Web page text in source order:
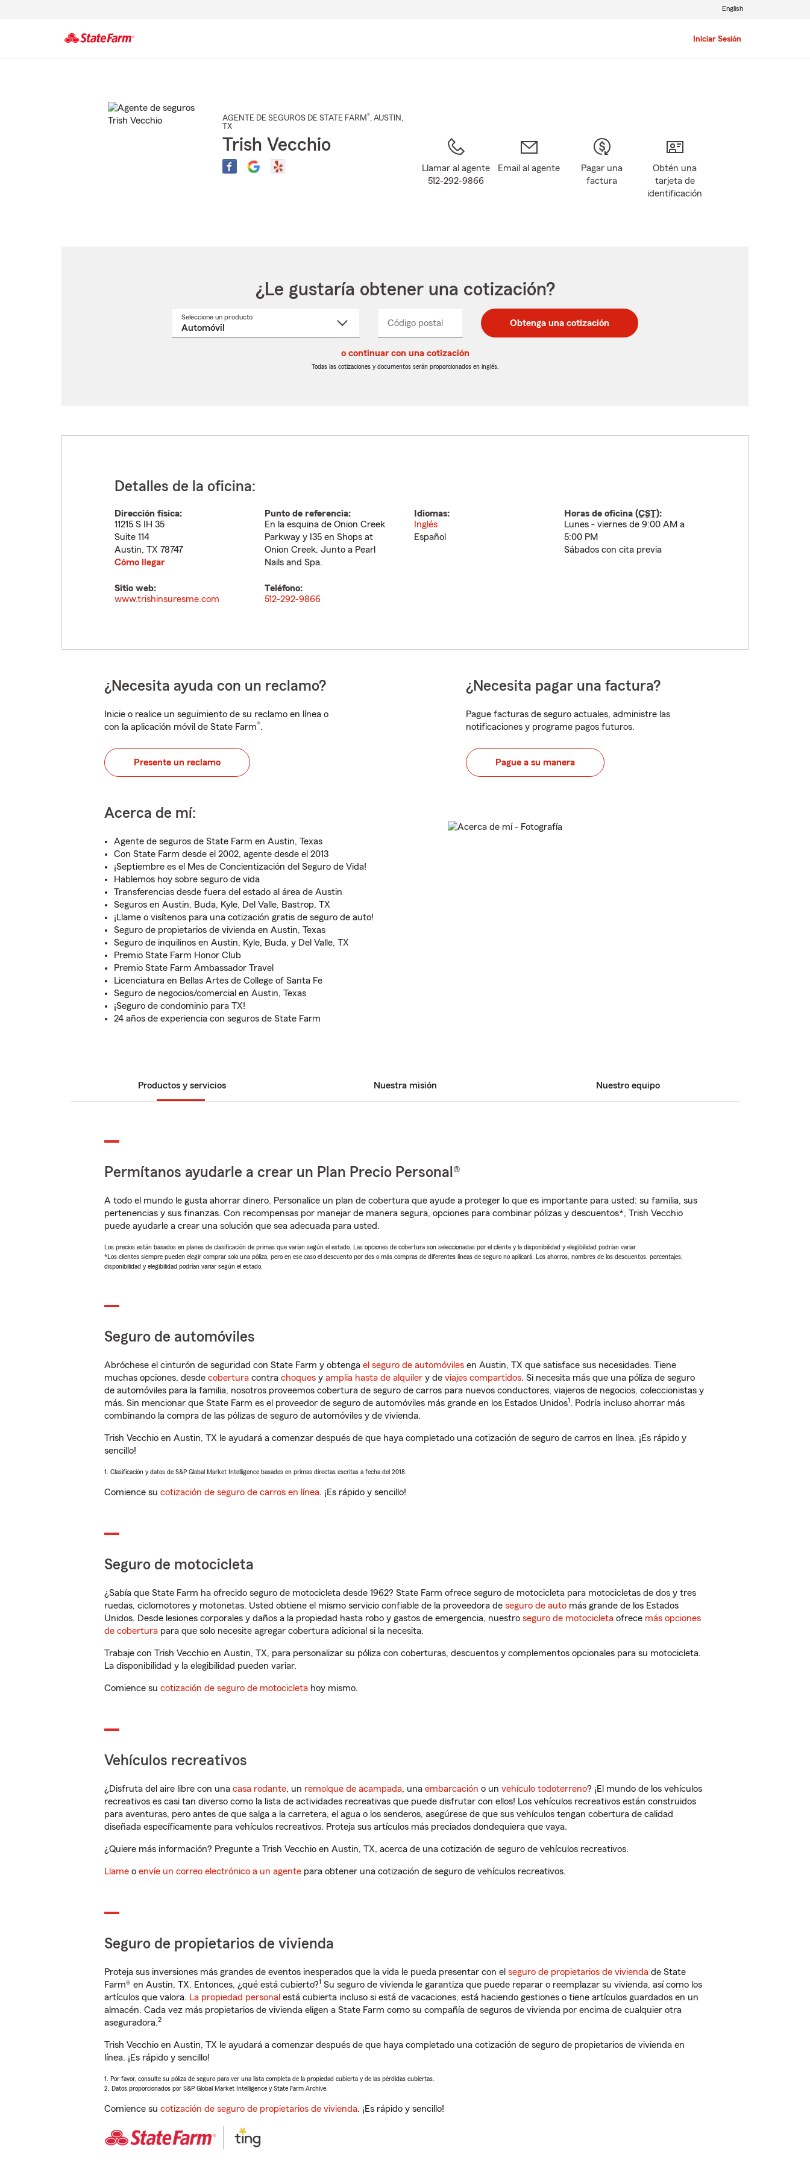
Iniciar Sesión
English
AGENTE DE SEGUROS DE STATE FARM®, AUSTIN ,
TX
Trish Vecchio
Llamar al agente
512-292-9866
Email al agente
Pagar una
factura
Obtén una
tarjeta de
identificación
¿Le gustaría obtener una cotización?
Seleccione un productoSeleccione
Código postal
postal
de
postal
de
_____ Obtenga una cotización
o continuar con una cotización
Todas las cotizaciones y documentos serán proporcionados en inglés.
Detalles de la oficina:
Dirección física:
11215 S IH 35
Suite 114
Austin, TX 78747
Cómo llegar
Punto de referencia:
En la esquina de Onion Creek
Parkway y I35 en Shops at
Onion Creek. Junto a Pearl
Nails and Spa.
Idiomas:
Inglés
Español
Horas de oficina (CST):
Lunes - viernes de 9:00 AM a
5:00 PM
Sábados con cita previa
Sitio web:
www.trishinsuresme.com
Teléfono:
512-292-9866
¿Necesita ayuda con un reclamo?
Inicie o realice un seguimiento de su reclamo en línea o
con la aplicación móvil de State Farm®.
Presente un reclamo
¿Necesita pagar una factura?
Pague facturas de seguro actuales, administre las
notificaciones y programe pagos futuros.
Pague a su manera
Acerca de mí:
Agente de seguros de State Farm en Austin, Texas
Con State Farm desde el 2002, agente desde el 2013
¡Septiembre es el Mes de Concientización del Seguro de Vida!
Hablemos hoy sobre seguro de vida
Transferencias desde fuera del estado al área de Austin
Seguros en Austin, Buda, Kyle, Del Valle, Bastrop, TX
¡Llame o visítenos para una cotización gratis de seguro de auto!
Seguro de propietarios de vivienda en Austin, Texas
Seguro de inquilinos en Austin, Kyle, Buda, y Del Valle, TX
Premio State Farm Honor Club
Premio State Farm Ambassador Travel
Licenciatura en Bellas Artes de College of Santa Fe
Seguro de negocios/comercial en Austin, Texas
¡Seguro de condominio para TX!
24 años de experiencia con seguros de State Farm
Productos y servicios Nuestra misión Nuestro equipo
Permítanos ayudarle a crear un Plan Precio Personal®
A todo el mundo le gusta ahorrar dinero. Personalice un plan de cobertura que ayude a proteger lo que es importante para usted: su familia, sus
pertenencias y sus finanzas. Con recompensas por manejar de manera segura, opciones para combinar pólizas y descuentos*, Trish Vecchio
puede ayudarle a crear una solución que sea adecuada para usted.
Los precios están basados en planes de clasificación de primas que varían según el estado. Las opciones de cobertura son seleccionadas por el cliente y la disponibilidad y elegibilidad podrían variar.
*Los clientes siempre pueden elegir comprar solo una póliza, pero en ese caso el descuento por dos o más compras de diferentes líneas de seguro no aplicará. Los ahorros, nombres de los descuentos, porcentajes,
disponibilidad y elegibilidad podrían variar según el estado.
Seguro de automóviles
Abróchese el cinturón de seguridad con State Farm y obtenga el seguro de automóviles en Austin, TX que satisface sus necesidades. Tiene
muchas opciones, desde cobertura contra choques y amplia hasta de alquiler y de viajes compartidos. Si necesita más que una póliza de seguro
de automóviles para la familia, nosotros proveemos cobertura de seguro de carros para nuevos conductores, viajeros de negocios, coleccionistas y
más. Sin mencionar que State Farm es el proveedor de seguro de automóviles más grande en los Estados Unidos1. Podría incluso ahorrar más
combinando la compra de las pólizas de seguro de automóviles y de vivienda.
Trish Vecchio en Austin, TX le ayudará a comenzar después de que haya completado una cotización de seguro de carros en línea. ¡Es rápido y
sencillo!
1. Clasificación y datos de S&P Global Market Intelligence basados en primas directas escritas a fecha del 2018.
Comience su cotización de seguro de carros en línea. ¡Es rápido y sencillo!
Seguro de motocicleta
¿Sabía que State Farm ha ofrecido seguro de motocicleta desde 1962? State Farm ofrece seguro de motocicleta para motocicletas de dos y tres
ruedas, ciclomotores y motonetas. Usted obtiene el mismo servicio confiable de la proveedora de seguro de auto más grande de los Estados
Unidos. Desde lesiones corporales y daños a la propiedad hasta robo y gastos de emergencia, nuestro seguro de motocicleta ofrece más opciones
de cobertura para que solo necesite agregar cobertura adicional si la necesita.
Trabaje con Trish Vecchio en Austin, TX, para personalizar su póliza con coberturas, descuentos y complementos opcionales para su motocicleta.
La disponibilidad y la elegibilidad pueden variar.
Comience su cotización de seguro de motocicleta hoy mismo.
Vehículos recreativos
¿Disfruta del aire libre con una casa rodante, un remolque de acampada, una embarcación o un vehículo todoterreno? ¡El mundo de los vehículos
recreativos es casi tan diverso como la lista de actividades recreativas que puede disfrutar con ellos! Los vehículos recreativos están construidos
para aventuras, pero antes de que salga a la carretera, el agua o los senderos, asegúrese de que sus vehículos tengan cobertura de calidad
diseñada específicamente para vehículos recreativos. Proteja sus artículos más preciados dondequiera que vaya.
¿Quiere más información? Pregunte a Trish Vecchio en Austin, TX, acerca de una cotización de seguro de vehículos recreativos.
Llame o envíe un correo electrónico a un agente para obtener una cotización de seguro de vehículos recreativos.
Seguro de propietarios de vivienda
Proteja sus inversiones más grandes de eventos inesperados que la vida le pueda presentar con el seguro de propietarios de vivienda de State
Farm® en Austin, TX. Entonces, ¿qué está cubierto?1 Su seguro de vivienda le garantiza que puede reparar o reemplazar su vivienda, así como los
artículos que valora. La propiedad personal está cubierta incluso si está de vacaciones, está haciendo gestiones o tiene artículos guardados en un
almacén. Cada vez más propietarios de vivienda eligen a State Farm como su compañía de seguros de vivienda por encima de cualquier otra
aseguradora.2
Trish Vecchio en Austin, TX le ayudará a comenzar después de que haya completado una cotización de seguro de propietarios de vivienda en
línea. ¡Es rápido y sencillo!
1. Por favor, consulte su póliza de seguro para ver una lista completa de la propiedad cubierta y de las pérdidas cubiertas.
2. Datos proporcionados por S&P Global Market Intelligence y State Farm Archive.
Comience su cotización de seguro de propietarios de vivienda. ¡Es rápido y sencillo!